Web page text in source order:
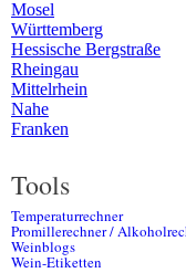
Mosel
Württemberg
Hessische Bergstraße
Rheingau
Mittelrhein
Nahe
Franken
Tools
Temperaturrechner
Promillerechner /
Weinblogs
Wein-Etiketten